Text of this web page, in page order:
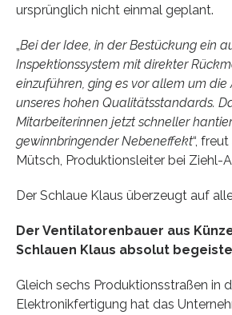
ursprünglich nicht einmal geplant.
„Bei der Idee, in der Bestückung ein
Inspektionssystem mit direkter
einzuführen, ging es vor allem um die
unseres hohen Qualitätsstandards.
Mitarbeiterinnen jetzt schneller
gewinnbringender Nebeneffekt“,
Mütsch, Produktionsleiter bei Ziehl-
Der Schlaue Klaus überzeugt auf
Der Ventilatorenbauer aus
Schlauen Klaus absolut
Gleich sechs Produktionsstraßen in
Elektronikfertigung hat das